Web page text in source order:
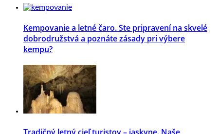
Kempovanie a letné čaro. Ste pripravení na skvelé
dobrodružstvá a poznáte zásady pri výbere
kempu?